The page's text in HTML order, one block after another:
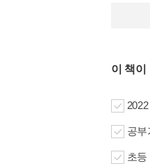
이 책이
공부
초